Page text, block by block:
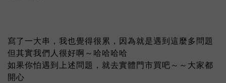
寫了一大串，我也覺得很累，因為就是遇到這麼多問題
但其實我們人很好啊～哈哈哈哈
如果你怕遇到上述問題，就去實體門市買吧～～大家都
開心